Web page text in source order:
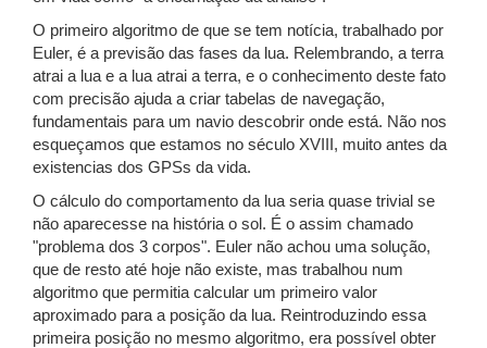
O primeiro algoritmo de que se tem notícia, trabalhado por
Euler, é a previsão das fases da lua. Relembrando, a terra
atrai a lua e a lua atrai a terra, e o conhecimento deste fato
com precisão ajuda a criar tabelas de navegação,
fundamentais para um navio descobrir onde está. Não nos
esqueçamos que estamos no século XVIII, muito antes da
existencias dos GPSs da vida.
O cálculo do comportamento da lua seria quase trivial se
não aparecesse na história o sol. É o assim chamado
"problema dos 3 corpos". Euler não achou uma solução,
que de resto até hoje não existe, mas trabalhou num
algoritmo que permitia calcular um primeiro valor
aproximado para a posição da lua. Reintroduzindo essa
primeira posição no mesmo algoritmo, era possível obter